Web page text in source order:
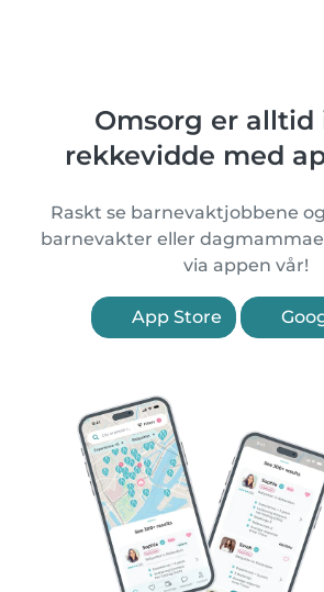
Omsorg er alltid
rekkevidde med
Raskt se barnevaktjobbene
barnevakter eller
via appen vår!
App Store